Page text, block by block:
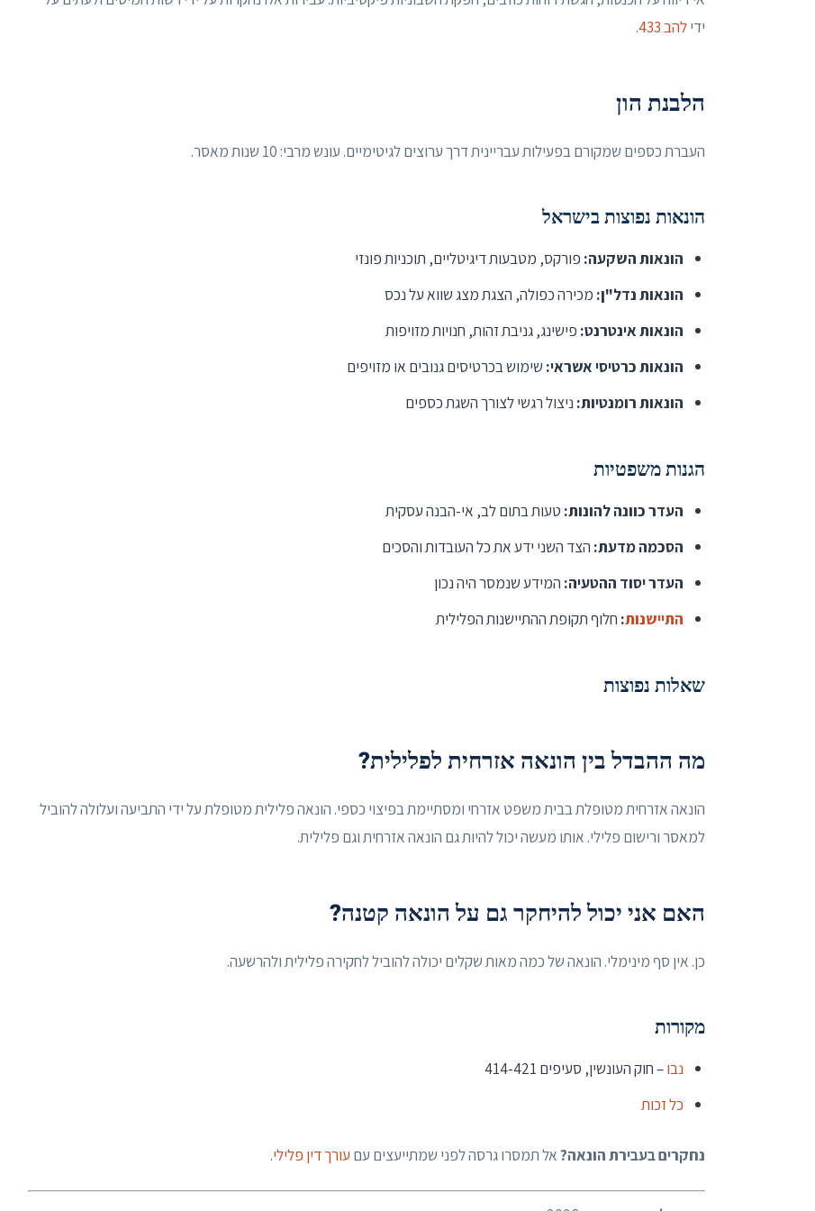
ידילהב 433 .
הלבנת הון
העברת כספים שמקורם בפעילות עבריינית דרך ערוצים לגיטימיים. עונש מרבי: 10 שנות מאסר.
הונאות נפוצות בישראל
הונאות השקעה: פורקס, מטבעות דיגיטליים, תוכניות פונזי
הונאות נדל"ן: מכירה כפולה, הצגת מצג שווא על נכס
הונאות אינטרנט: פישינג, גניבת זהות, חנויות מזויפות
הונאות כרטיסי אשראי: שימוש בכרטיסים גנובים או מזויפים
הונאות רומנטיות: ניצול רגשי לצורך השגת כספים
הגנות משפטיות
העדר כוונה להונות: טעות בתום לב, אי-הבנה עסקית
הסכמה מדעת: הצד השני ידע את כל העובדות והסכים
העדר יסוד ההטעיה: המידע שנמסר היה נכון
התיישנות: חלוף תקופת ההתיישנות הפלילית
שאלות נפוצות
מה ההבדל בין הונאה אזרחית לפלילית?
הונאה אזרחית מטופלת בבית משפט אזרחי ומסתיימת בפיצוי כספי. הונאה פלילית מטופלת על ידי התביעה ועלולה להוביל
למאסר ורישום פלילי. אותו מעשה יכול להיות גם הונאה אזרחית וגם פלילית.
האם אני יכול להיחקר גם על הונאה קטנה?
כן. אין סף מינימלי. הונאה של כמה מאות שקלים יכולה להוביל לחקירה פלילית ולהרשעה.
מקורות
נבו– חוק העונשין, סעיפים 414-421
כל זכות
נחקרים בעבירת הונאה?אל תמסרו גרסה לפני שמתייעצים עם עורך דין פלילי.